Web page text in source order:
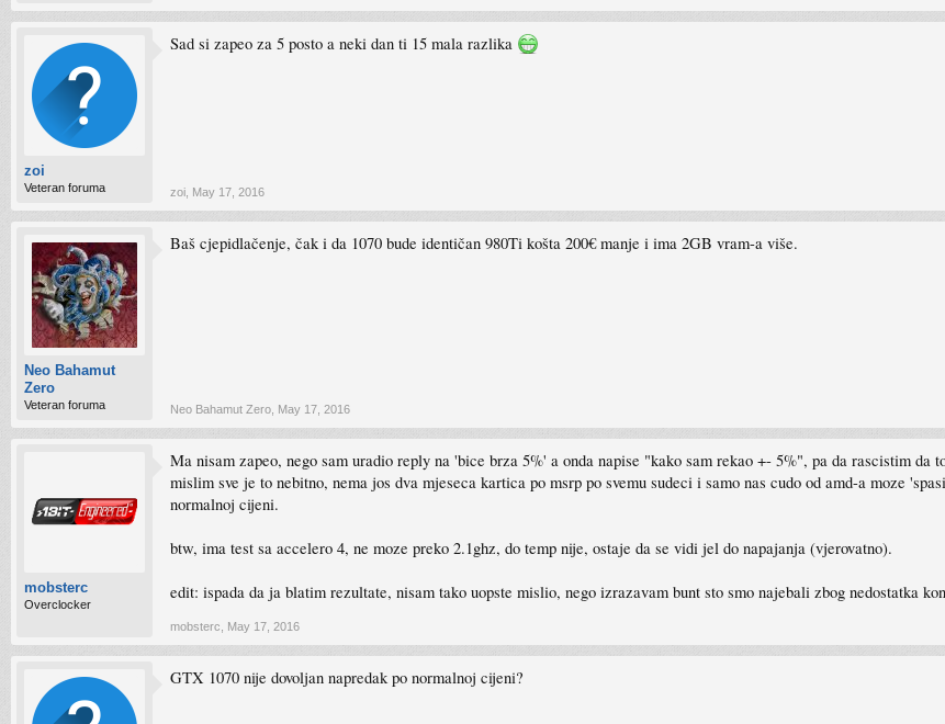
zoi
Veteran foruma
Sad si zapeo za 5 posto a neki dan ti 15 mala razlika
zoi May 17, 2016
Neo Bahamut
Zero
Veteran foruma
Baš cjepidlačenje, čak i da 1070 bude identičan 980Ti košta 200€ manje i ima 2GB vram-a više.
Neo Bahamut Zero May 17, 2016
mobsterc
Overclocker
Ma nisam zapeo, nego sam uradio reply na 'bice brza 5%' a onda napise "kako sam rekao +- 5%", pa da rascistim da
mislim sve je to nebitno, nema jos dva mjeseca kartica po msrp po svemu sudeci i samo nas cudo od amd-a moze
normalnoj cijeni.
btw, ima test sa accelero 4, ne moze preko 2.1ghz, do temp nije, ostaje da se vidi jel do napajanja (vjerovatno).
edit: ispada da ja blatim rezultate, nisam tako uopste mislio, nego izrazavam bunt sto smo najebali zbog nedostatka
mobsterc May 17, 2016
GTX 1070 nije dovoljan napredak po normalnoj cijeni?